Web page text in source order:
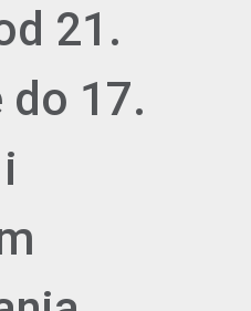
21.
do 17.